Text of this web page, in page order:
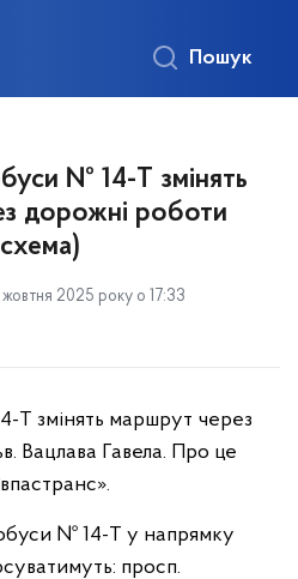
Пошук
№ 14-Т змінять
дорожні роботи
2025 року о 17:33
Т змінять маршрут через
Вацлава Гавела. Про це
№ 14-Т у напрямку
просп.